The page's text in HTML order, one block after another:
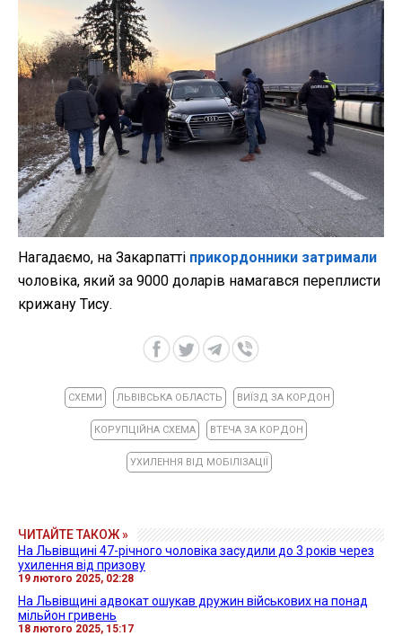
Нагадаємо, на Закарпатті прикордонники затримали
чоловіка, який за 9000 доларів намагався переплисти
крижану Тису.
СХЕМИ ЛЬВІВСЬКА ОБЛАСТЬ ВИЇЗД ЗА КОРДОН
КОРУПЦІЙНА СХЕМА ВТЕЧА ЗА КОРДОН
УХИЛЕННЯ ВІД МОБІЛІЗАЦІЇ
ЧИТАЙТЕ ТАКОЖ »
На Львівщині 47-річного чоловіка засудили до 3 років через
ухилення від призову
19 лютого 2025, 02:28
На Львівщині адвокат ошукав дружин військових на понад
мільйон гривень
18 лютого 2025, 15:17